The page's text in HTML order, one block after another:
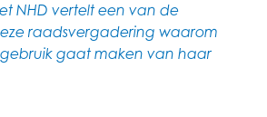
NHD vertelt een van de
raadsvergadering waarom
gaat maken van haar